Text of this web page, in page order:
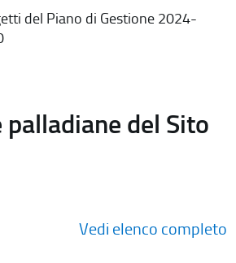
del Piano di Gestione 2024-
palladiane del Sito
Vedi elenco completo